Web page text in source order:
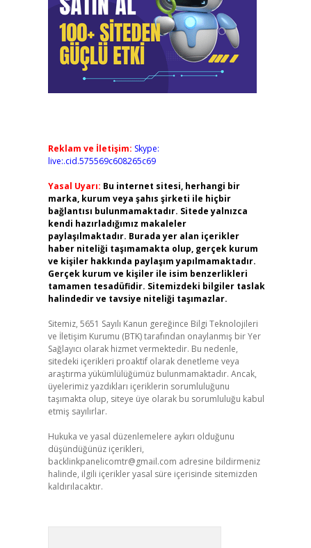
Reklam ve İletişim: Skype:
live:.cid.575569c608265c69
Yasal Uyarı: Bu internet sitesi, herhangi bir
marka, kurum veya şahıs şirketi ile hiçbir
bağlantısı bulunmamaktadır. Sitede yalnızca
kendi hazırladığımız makaleler
paylaşılmaktadır. Burada yer alan içerikler
haber niteliği taşımamakta olup, gerçek kurum
ve kişiler hakkında paylaşım yapılmamaktadır.
Gerçek kurum ve kişiler ile isim benzerlikleri
tamamen tesadüfidir. Sitemizdeki bilgiler taslak
halindedir ve tavsiye niteliği taşımazlar.
Sitemiz, 5651 Sayılı Kanun gereğince Bilgi Teknolojileri
ve İletişim Kurumu (BTK) tarafından onaylanmış bir Yer
Sağlayıcı olarak hizmet vermektedir. Bu nedenle,
sitedeki içerikleri proaktif olarak denetleme veya
araştırma yükümlülüğümüz bulunmamaktadır. Ancak,
üyelerimiz yazdıkları içeriklerin sorumluluğunu
taşımakta olup, siteye üye olarak bu sorumluluğu kabul
etmiş sayılırlar.
Hukuka ve yasal düzenlemelere aykırı olduğunu
düşündüğünüz içerikleri,
backlinkpanelicomtr@gmail.com adresine bildirmeniz
halinde, ilgili içerikler yasal süre içerisinde sitemizden
kaldırılacaktır.